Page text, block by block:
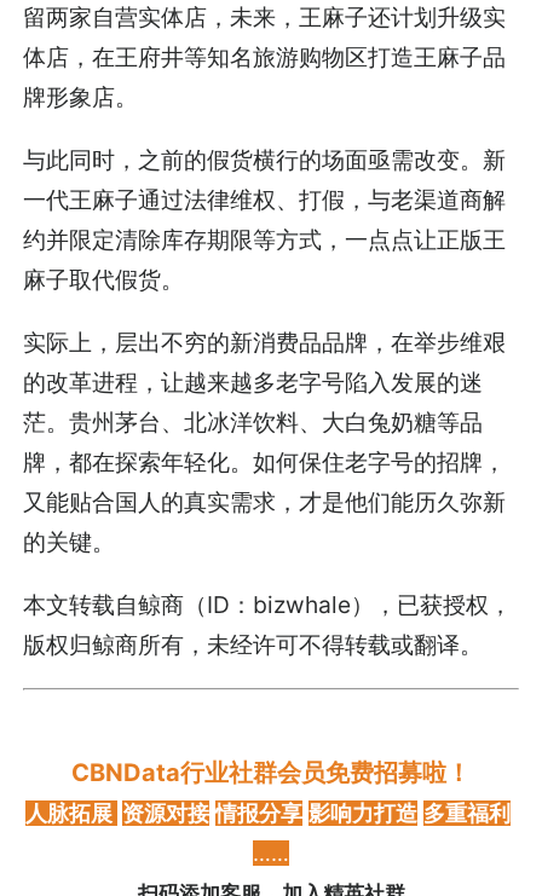
留两家自营实体店，未来，王麻子还计划升级实
体店，在王府井等知名旅游购物区打造王麻子品
牌形象店。
与此同时，之前的假货横行的场面亟需改变。新
一代王麻子通过法律维权、打假，与老渠道商解
约并限定清除库存期限等方式，一点点让正版王
麻子取代假货。
实际上，层出不穷的新消费品品牌，在举步维艰
的改革进程，让越来越多老字号陷入发展的迷
茫。贵州茅台、北冰洋饮料、大白兔奶糖等品
牌，都在探索年轻化。如何保住老字号的招牌，
又能贴合国人的真实需求，才是他们能历久弥新
的关键。
本文转载自鲸商（ID：bizwhale），已获授权，
版权归鲸商所有，未经许可不得转载或翻译。
CBNData行业社群会员免费招募啦！
人脉拓展 资源对接 情报分享 影响力打造 多重福利
……